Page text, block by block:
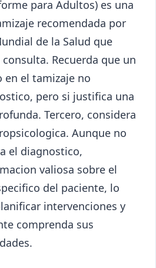
para Adultos) es una
recomendada por
de la Salud que
Recuerda que un
el tamizaje no
pero si justifica una
Tercero, considera
Aunque no
el diagnostico,
valiosa sobre el
del paciente, lo
intervenciones y
comprenda sus